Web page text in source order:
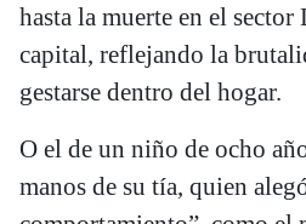
hasta la muerte en el
capital, reflejando la
gestarse dentro del hogar.
O el de un niño de ocho
manos de su tía, quien